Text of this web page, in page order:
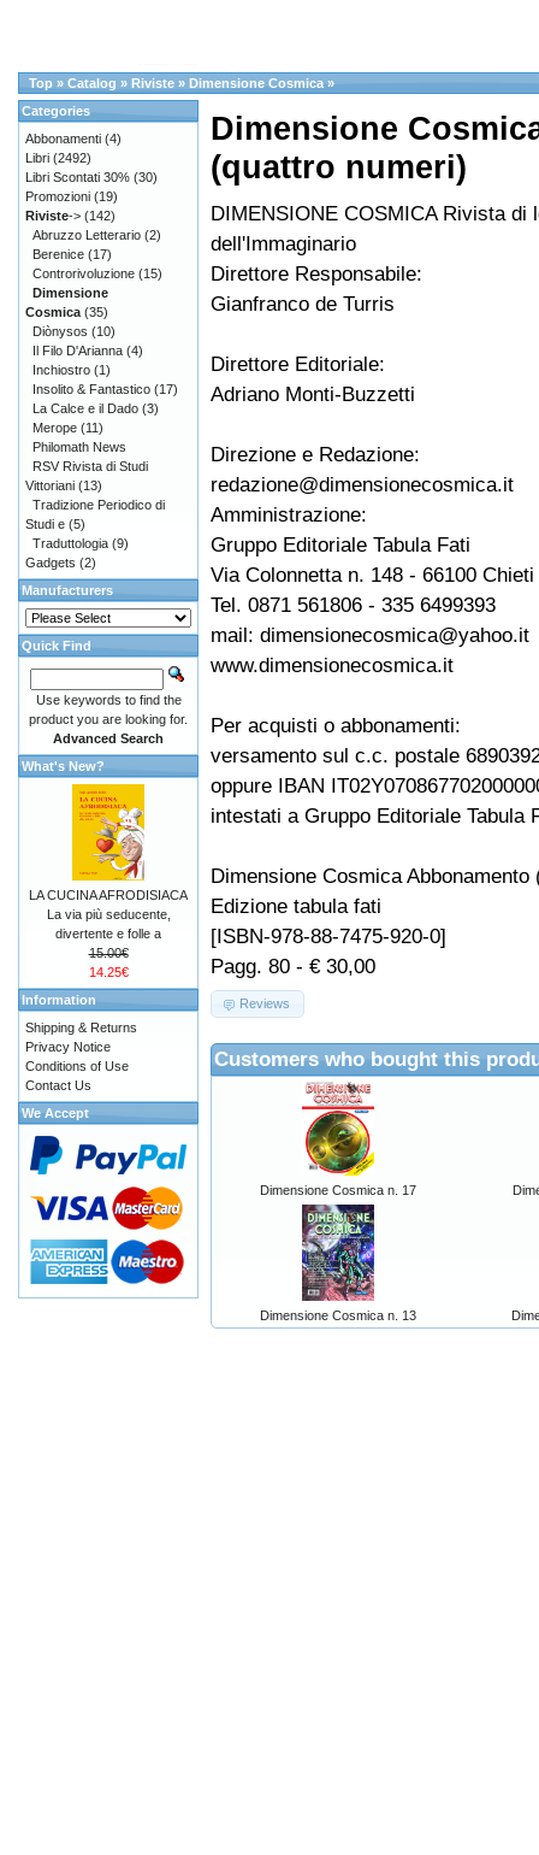
Top » Catalog » Riviste » Dimensione Cosmica »
Dimensione
(quattro numeri)
DIMENSIONE COSMICA Rivista di
dell'Immaginario
Direttore Responsabile:
Gianfranco de Turris
Direttore Editoriale:
Adriano Monti-Buzzetti
Direzione e Redazione:
redazione@dimensionecosmica.it
Amministrazione:
Gruppo Editoriale Tabula Fati
Via Colonnetta n. 148 - 66100 Chieti
Tel. 0871 561806 - 335 6499393
mail: dimensionecosmica@yahoo.it
www.dimensionecosmica.it
Per acquisti o abbonamenti:
versamento sul c.c. postale
oppure IBAN
intestati a Gruppo Editoriale Tabula
Dimensione Cosmica Abbonamento
Edizione tabula fati
[ISBN-978-88-7475-920-0]
Pagg. 80 - € 30,00
Reviews
Customers who bought this
Dimensione Cosmica n. 17
Dimensione Cosmica n. 13
Categories
Abbonamenti (4)
Libri (2492)
Libri Scontati 30% (30)
Promozioni (19)
Riviste-> (142)
Abruzzo Letterario (2)
Berenice (17)
Controrivoluzione (15)
Dimensione
Cosmica (35)
Diònysos (10)
Il Filo D'Arianna (4)
Inchiostro (1)
Insolito & Fantastico (17)
La Calce e il Dado (3)
Merope (11)
Philomath News
RSV Rivista di Studi
Vittoriani (13)
Tradizione Periodico di
Studi e (5)
Traduttologia (9)
Gadgets (2)
Manufacturers
Quick Find
Use keywords to find the
product you are looking for.
Advanced Search
What's New?
LA CUCINA AFRODISIACA
La via più seducente,
divertente e folle a
15.00€
14.25€
Information
Shipping & Returns
Privacy Notice
Conditions of Use
Contact Us
We Accept